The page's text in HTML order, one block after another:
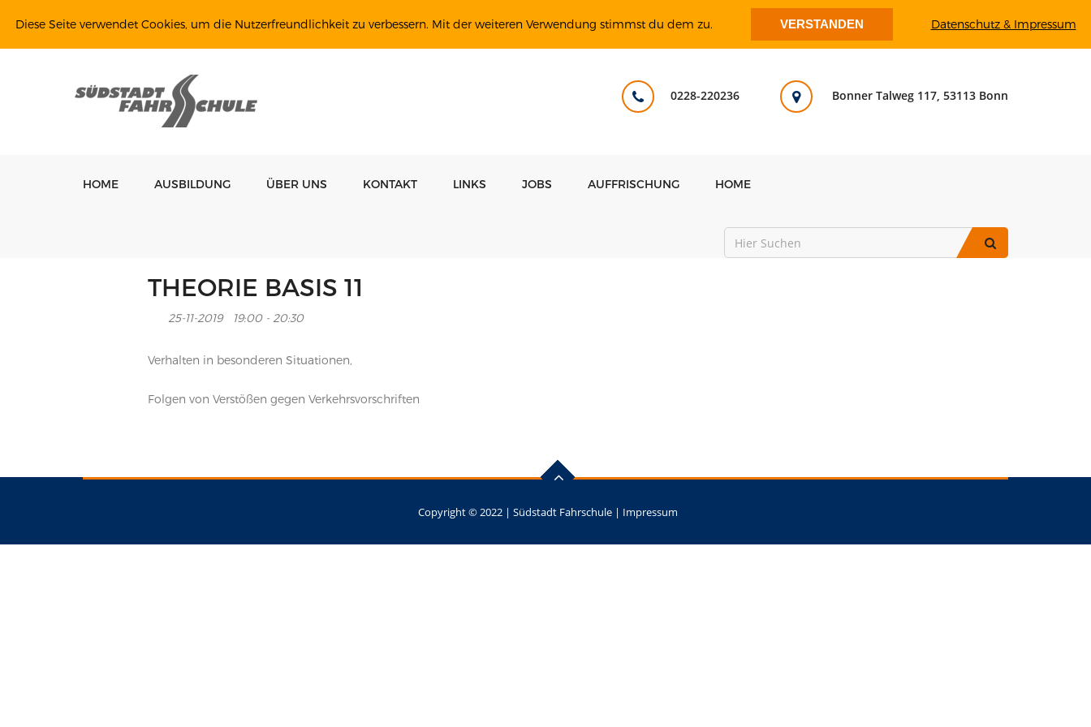
Bonner Talweg 117, 53113 Bonn
0228-220236
HOME AUSBILDUNG ÜBER UNS KONTAKT LINKS JOBS AUFFRISCHUNG HOME
THEORIE BASIS 11
25-11-2019 19:00 - 20:30
Verhalten in besonderen Situationen,
Folgen von Verstößen gegen Verkehrsvorschriften
Copyright © 2022 | Südstadt Fahrschule | Impressum
Diese Seite verwendet Cookies, um die Nutzerfreundlichkeit zu verbessern. Mit der weiteren Verwendung stimmst du dem zu. VERSTANDEN Datenschutz & Impressum